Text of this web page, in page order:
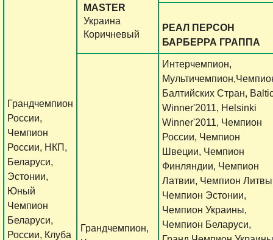
Грандчемпион
России,
Чемпион
России, НКП,
Беларуси,
Эстонии,
Юный
Чемпион
Беларуси,
России, Клуба
MASTER
Украина
Коричневый
РЕАЛ ПЕРСОН
БАРБЕРРА ГРАППА
Грандчемпион,
Интерчемпион,
Балтийских Стран,
Winner'2011, Helsinki
Winner'2011, Чемпион
России, Чемпион
Швеции, Чемпион
Финляндии, Чемпион
Латвии, Чемпион
Чемпион Эстонии,
Чемпион Украины,
Чемпион Беларуси,